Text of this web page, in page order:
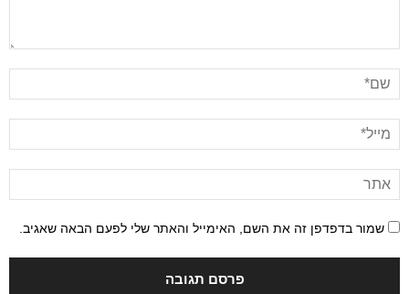
שמור בדפדפן זה את השם, האימייל והאתר שלי לפעם הבאה שאגיב.